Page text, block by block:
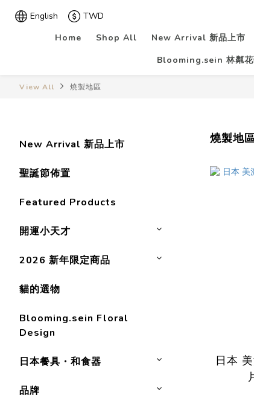
English TWD
Home
Shop All New Arrival 新品上市
Blooming.sein 林粼花
View All 燒製地區
New Arrival 新品上市
聖誕節佈置
Featured Products
開運小天才
2026 新年限定商品
貓的選物
Blooming.sein Floral
Design
日本餐具・和食器
品牌
燒製地
日本